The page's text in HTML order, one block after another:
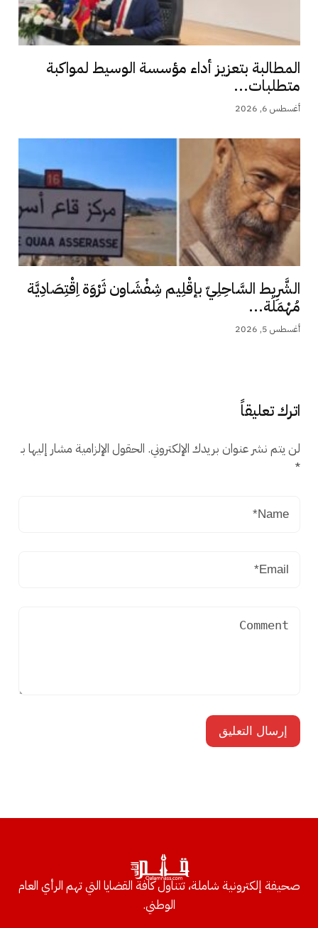
المطالبة بتعزيز أداء مؤسسة الوسيط لمواكبة
متطلبات...
أغسطس 6, 2026
الشَّرِيط السَّاحِلِيّ بإقْلِيم شِفْشَاون ثَرْوَة اِقْتِصَادِيَّة
مُهْمَلَة...
أغسطس 5, 2026
اترك تعليقاً
لن يتم نشر عنوان بريدك الإلكتروني. الحقول الإلزامية مشار إليها بـ
*
صحيفة إلكترونية شاملة، تتناول كافة القضايا التي تهم الرأي العام
الوطني.